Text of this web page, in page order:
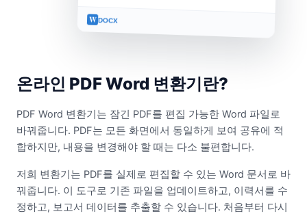
WDOCX
온라인 PDF Word 변환기란?
PDF Word 변환기는 잠긴 PDF를 편집 가능한 Word 파일로
바꿔줍니다. PDF는 모든 화면에서 동일하게 보여 공유에 적
합하지만, 내용을 변경해야 할 때는 다소 불편합니다.
저희 변환기는 PDF를 실제로 편집할 수 있는 Word 문서로 바
꿔줍니다. 이 도구로 기존 파일을 업데이트하고, 이력서를 수
정하고, 보고서 데이터를 추출할 수 있습니다. 처음부터 다시